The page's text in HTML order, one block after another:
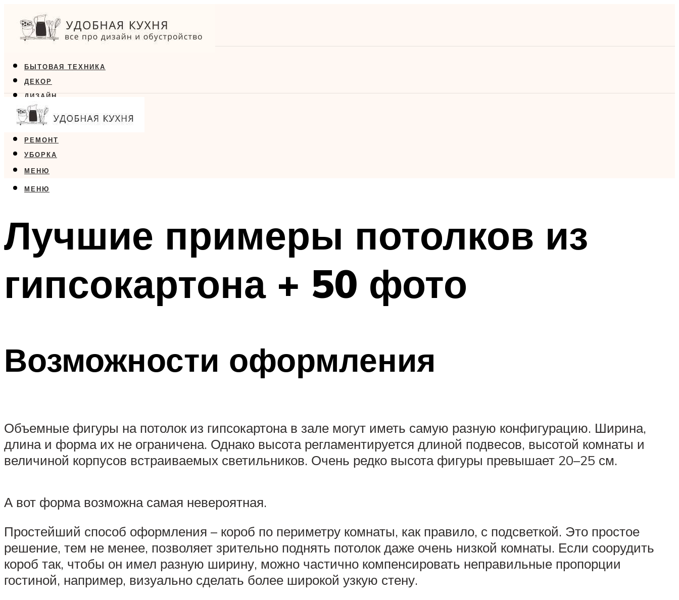
БЫТОВАЯ ТЕХНИКА
ДЕКОР
ДИЗАЙН
ЕДА
МЕБЕЛЬ
РЕМОНТ
УБОРКА
МЕНЮ
МЕНЮ
Лучшие примеры потолков из
гипсокартона + 50 фото
Возможности оформления
Объемные фигуры на потолок из гипсокартона в зале могут иметь самую разную конфигурацию. Ширина,
длина и форма их не ограничена. Однако высота регламентируется длиной подвесов, высотой комнаты и
величиной корпусов встраиваемых светильников. Очень редко высота фигуры превышает 20–25 см.
А вот форма возможна самая невероятная.
Простейший способ оформления – короб по периметру комнаты, как правило, с подсветкой. Это простое
решение, тем не менее, позволяет зрительно поднять потолок даже очень низкой комнаты. Если соорудить
короб так, чтобы он имел разную ширину, можно частично компенсировать неправильные пропорции
гостиной, например, визуально сделать более широкой узкую стену.